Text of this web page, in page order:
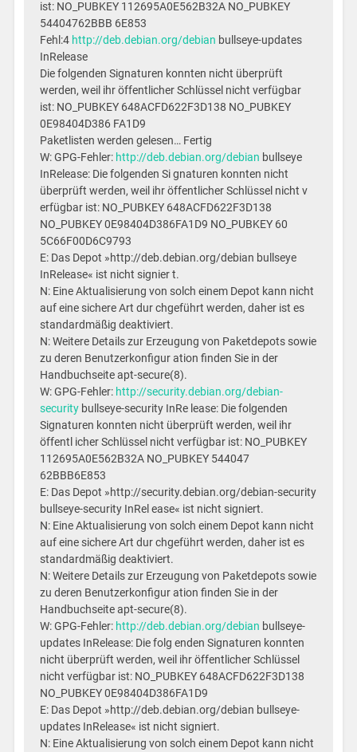
ist: NO_PUBKEY 112695A0E562B32A NO_PUBKEY
54404762BBB 6E853
Fehl:4 http://deb.debian.org/debian bullseye-updates
InRelease
Die folgenden Signaturen konnten nicht überprüft
werden, weil ihr öffentlicher Schlüssel nicht verfügbar
ist: NO_PUBKEY 648ACFD622F3D138 NO_PUBKEY
0E98404D386 FA1D9
Paketlisten werden gelesen… Fertig
W: GPG-Fehler: http://deb.debian.org/debian bullseye
InRelease: Die folgenden Si gnaturen konnten nicht
überprüft werden, weil ihr öffentlicher Schlüssel nicht v
erfügbar ist: NO_PUBKEY 648ACFD622F3D138
NO_PUBKEY 0E98404D386FA1D9 NO_PUBKEY 60
5C66F00D6C9793
E: Das Depot »http://deb.debian.org/debian bullseye
InRelease« ist nicht signier t.
N: Eine Aktualisierung von solch einem Depot kann nicht
auf eine sichere Art dur chgeführt werden, daher ist es
standardmäßig deaktiviert.
N: Weitere Details zur Erzeugung von Paketdepots sowie
zu deren Benutzerkonfigur ation finden Sie in der
Handbuchseite apt-secure(8).
W: GPG-Fehler: http://security.debian.org/debian-
security bullseye-security InRe lease: Die folgenden
Signaturen konnten nicht überprüft werden, weil ihr
öffentl icher Schlüssel nicht verfügbar ist: NO_PUBKEY
112695A0E562B32A NO_PUBKEY 544047
62BBB6E853
E: Das Depot »http://security.debian.org/debian-security
bullseye-security InRel ease« ist nicht signiert.
N: Eine Aktualisierung von solch einem Depot kann nicht
auf eine sichere Art dur chgeführt werden, daher ist es
standardmäßig deaktiviert.
N: Weitere Details zur Erzeugung von Paketdepots sowie
zu deren Benutzerkonfigur ation finden Sie in der
Handbuchseite apt-secure(8).
W: GPG-Fehler: http://deb.debian.org/debian bullseye-
updates InRelease: Die folg enden Signaturen konnten
nicht überprüft werden, weil ihr öffentlicher Schlüssel
nicht verfügbar ist: NO_PUBKEY 648ACFD622F3D138
NO_PUBKEY 0E98404D386FA1D9
E: Das Depot »http://deb.debian.org/debian bullseye-
updates InRelease« ist nicht signiert.
N: Eine Aktualisierung von solch einem Depot kann nicht